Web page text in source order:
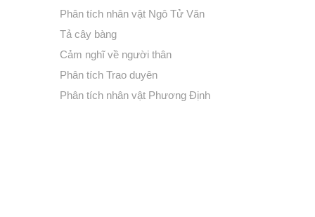
Phân tích nhân vật Ngô Tử Văn
Tả cây bàng
Cảm nghĩ về người thân
Phân tích Trao duyên
Phân tích nhân vật Phương Định